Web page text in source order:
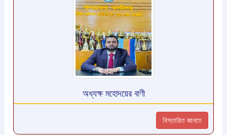
অধ্যক্ষ মহোদয়ের বাণী
বিস্তারিত জানতে